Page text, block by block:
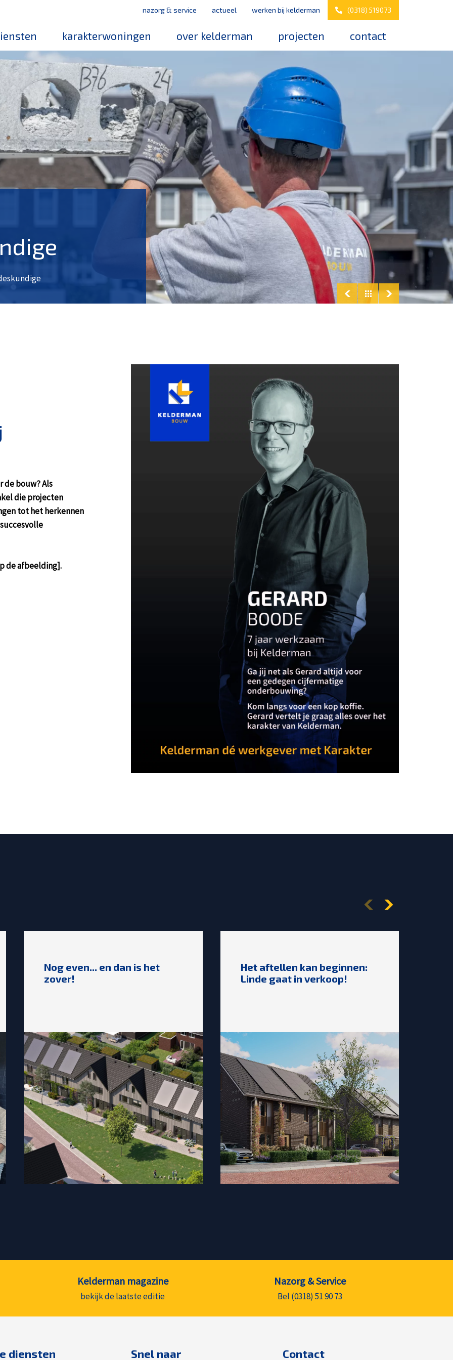
nazorg & service actueel werken bij kelderman (0318) 519073
karakterwoningen over kelderman
werken bij kelderman
mvo
leerbedrijf
magazines
projecten contact
de bouw? Als
die projecten
tot het herkennen
de afbeelding].
Nog even... en dan is het
zover!
Het aftellen kan beginnen:
Linde gaat in verkoop!
Kelderman magazine
bekijk de laatste editie
Nazorg & Service
Bel (0318) 51 90 73
diensten Snel naar Contact